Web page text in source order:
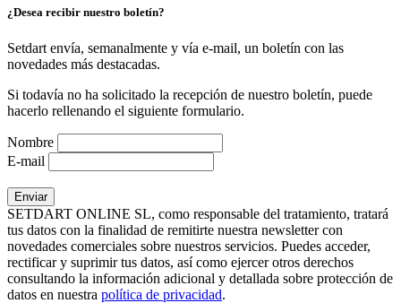
¿Desea recibir nuestro boletín?
Setdart envía, semanalmente y vía e-mail, un boletín con las
novedades más destacadas.
Si todavía no ha solicitado la recepción de nuestro boletín, puede
hacerlo rellenando el siguiente formulario.
Nombre
E-mail
SETDART ONLINE SL, como responsable del tratamiento, tratará
tus datos con la finalidad de remitirte nuestra newsletter con
novedades comerciales sobre nuestros servicios. Puedes acceder,
rectificar y suprimir tus datos, así como ejercer otros derechos
consultando la información adicional y detallada sobre protección de
datos en nuestra política de privacidad.